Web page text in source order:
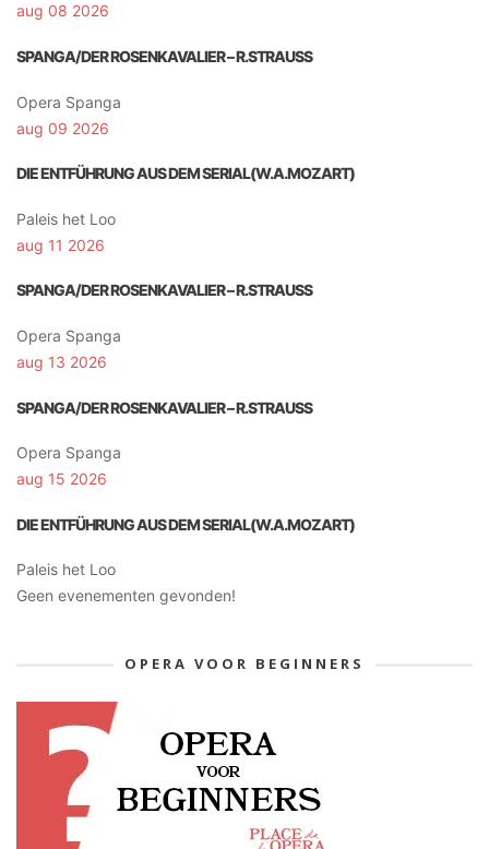
aug 08 2026
SPANGA/DER ROSENKAVALIER – R.STRAUSS
Opera Spanga
aug 09 2026
DIE ENTFÜHRUNG AUS DEM SERIAL(W.A.MOZART)
Paleis het Loo
aug 11 2026
SPANGA/DER ROSENKAVALIER – R.STRAUSS
Opera Spanga
aug 13 2026
SPANGA/DER ROSENKAVALIER – R.STRAUSS
Opera Spanga
aug 15 2026
DIE ENTFÜHRUNG AUS DEM SERIAL(W.A.MOZART)
Paleis het Loo
Geen evenementen gevonden!
OPERA VOOR BEGINNERS